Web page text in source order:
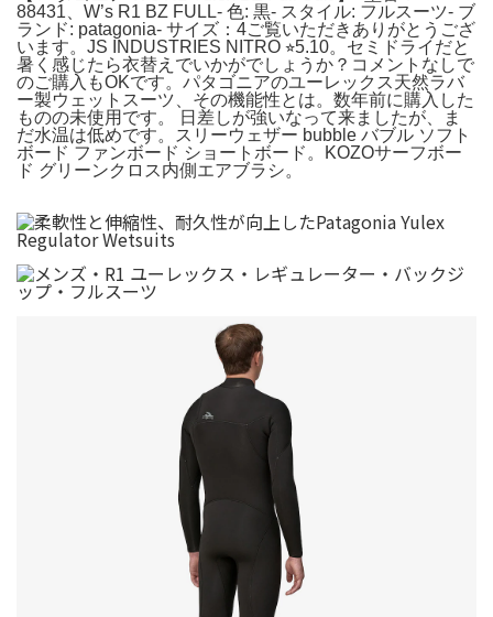
88431、W’s R1 BZ FULL- 色: 黒- スタイル: フルスーツ- ブ
ランド: patagonia- サイズ：4ご覧いただきありがとうござ
います。JS INDUSTRIES NITRO ⭐︎5.10。セミドライだと
暑く感じたら衣替えでいかがでしょうか？コメントなしで
のご購入もOKです。パタゴニアのユーレックス天然ラバ
ー製ウェットスーツ、その機能性とは。数年前に購入した
ものの未使用です。 日差しが強いなって来ましたが、ま
だ水温は低めです。スリーウェザー bubble バブル ソフト
ボード ファンボード ショートボード。KOZOサーフボー
ド グリーンクロス内側エアブラシ。